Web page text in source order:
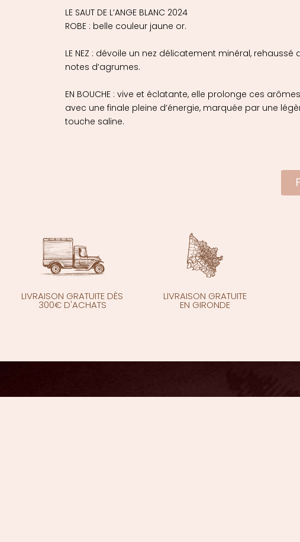
LE SAUT DE L’ANGE BLANC 2024
ROBE : belle couleur jaune or.
LE NEZ : dévoile un nez délicatement minéral, rehaussé
notes d’agrumes.
EN BOUCHE : vive et éclatante, elle prolonge ces arômes
avec une finale pleine d’énergie, marquée par une
touche saline.
LIVRAISON GRATUITE DÈS
300€ D'ACHATS
LIVRAISON GRATUITE
EN GIRONDE